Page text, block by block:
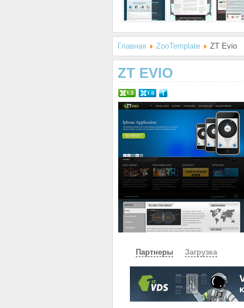
Главная ZooTemplate ZT Evio
ZT EVIO
Партнеры Загрузка
СКАЧАТЬ ЗЕРКАЛО